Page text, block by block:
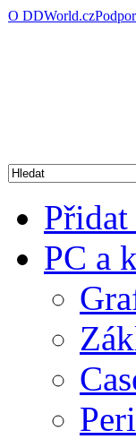
O DDWorld.cz
PC a